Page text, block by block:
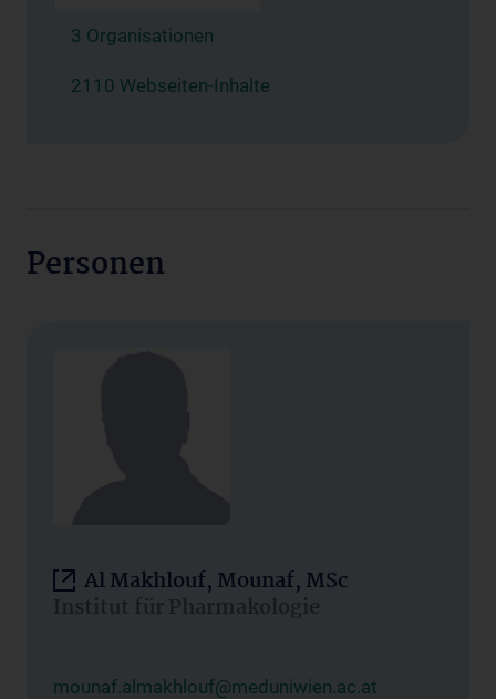
3 Organisationen
2110 Webseiten-Inhalte
Personen
Al Makhlouf, Mounaf, MSc
Institut für Pharmakologie
mounaf.almakhlouf@meduniwien.ac.at